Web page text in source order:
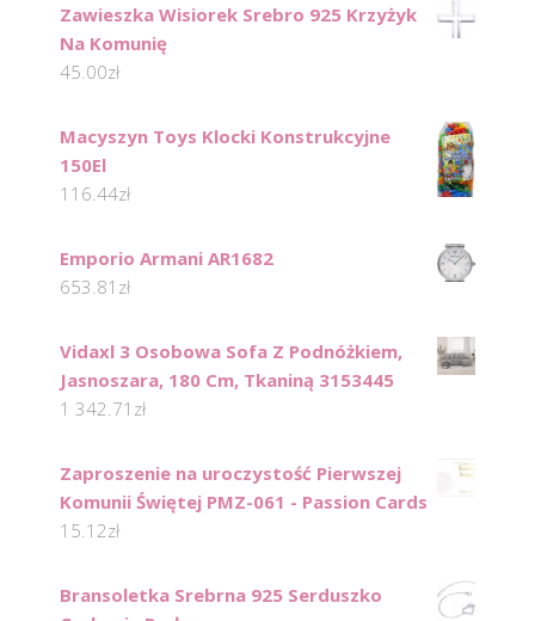
Zawieszka Wisiorek Srebro 925 Krzyżyk
Na Komunię
45.00zł
Macyszyn Toys Klocki Konstrukcyjne
150El
116.44zł
Emporio Armani AR1682
653.81 zł
Vidaxl 3 Osobowa Sofa Z Podnóżkiem,
Jasnoszara, 180 Cm, Tkaniną 3153445
1 342.71 zł
Zaproszenie na uroczystość Pierwszej
Komunii Świętej PMZ-061 - Passion Cards
15.12zł
Bransoletka Srebrna 925 Serduszko